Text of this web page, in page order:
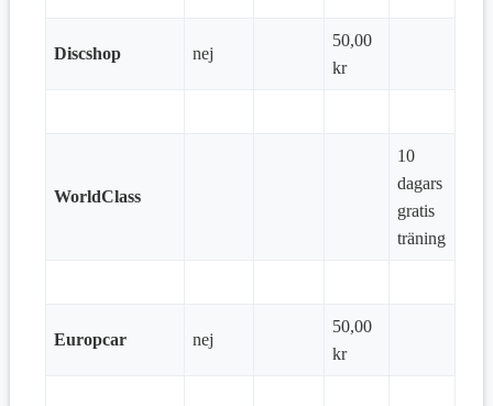
Discshop nej
50,00
kr
WorldClass
10
dagars
gratis
träning
Europcar nej
50,00
kr